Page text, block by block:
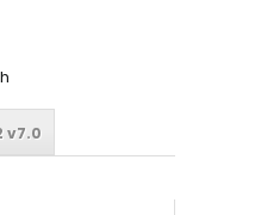
v7.0